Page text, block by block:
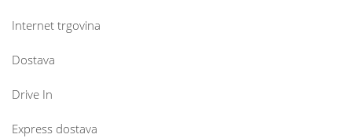
Internet trgovina
Dostava
Drive In
Express dostava